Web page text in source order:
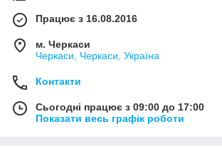
Працює з 16.08.2016
м. Черкаси
Черкаси, Черкаси, Україна
Контакти
Сьогодні працює з 09:00 до 17:00
Показати весь графік роботи